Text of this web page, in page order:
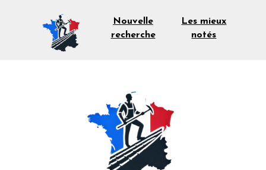
Nouvelle
recherche
Les mieux
notés